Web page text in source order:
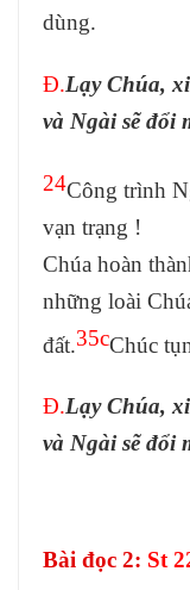
dùng.
Đ.Lạy Chúa,
và Ngài sẽ đổi
24Công trình
vạn trạng !
Chúa hoàn
những loài
đất.35cChúc
Đ.Lạy Chúa,
và Ngài sẽ đổi
Bài đọc 2: St